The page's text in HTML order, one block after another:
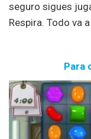
seguro sigues
Respira. Todo va
Para